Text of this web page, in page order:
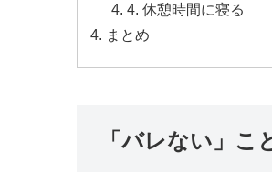
4. 休憩時間に寝る
まとめ
「バレない」こ